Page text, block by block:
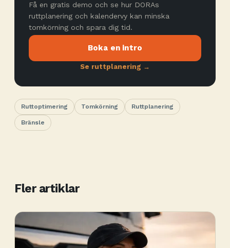
Få en gratis demo och se hur DORAs
ruttplanering och kalendervy kan minska
tomkörning och spara dig tid.
Boka en intro
Se ruttplanering →
Ruttoptimering Tomkörning Ruttplanering
Bränsle
Fler artiklar